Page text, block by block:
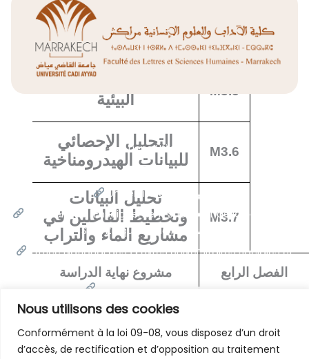
Nous utilisons des cookies
Conformément à la loi 09-08, vous disposez d’un droit
d’accès, de rectification et d’opposition au traitement
الثالث
الإبداعات والحكامة
المائية والترابية
M3.4
القانون والتشريعات
البيئية
M3.5
التحليل الإحصائي
للبيانات الهيدرومناخية
M3.6
تحليل البيانات
وتخطيط الفاعلين في
مشاريع الماء والتراب
M3.7
مشروع نهاية الدراسة الفصل الرابع
Liens Utiles
Université Cadi Ayyad
Ministère de l'Enseignement Supérieur de la Recherche
Scientifique et de l'innovation
Office National des Œuvres Universitaires Sociales et
Culturelles
Portail National de Maroc
Contactez-Nous